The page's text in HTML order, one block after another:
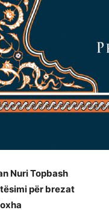
Nuri Topbash
për brezat